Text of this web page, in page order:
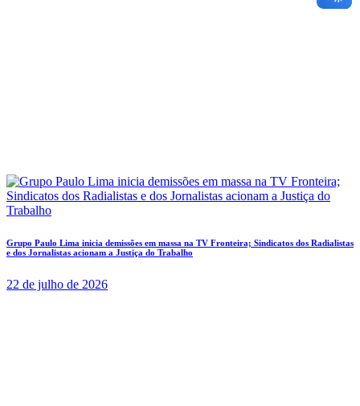
Grupo Paulo Lima inicia demissões em massa na TV Fronteira; Sindicatos dos Radialistas
e dos Jornalistas acionam a Justiça do Trabalho
22 de julho de 2026